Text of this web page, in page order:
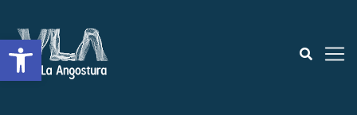
Abrir a barra de ferramentas